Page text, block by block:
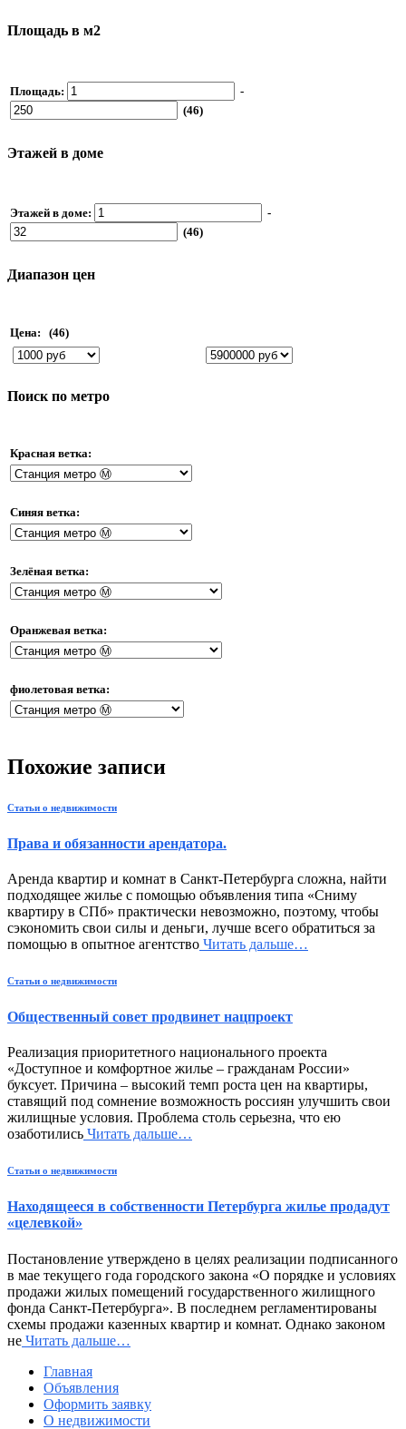
Площадь в м2
Площадь:
-
(46)
Этажей в доме
Этажей в доме:
-
(46)
Диапазон цен
Цена: (46)
Поиск по метро
Красная ветка:
Синяя ветка:
Зелёная ветка:
Оранжевая ветка:
фиолетовая ветка:
Похожие записи
Статьи о недвижимости
Права и обязанности арендатора.
Аренда квартир и комнат в Санкт-Петербурга сложна, найти
подходящее жилье с помощью объявления типа «Сниму
квартиру в СПб» практически невозможно, поэтому, чтобы
сэкономить свои силы и деньги, лучше всего обратиться за
помощью в опытное агентство Читать дальше…
Статьи о недвижимости
Общественный совет продвинет нацпроект
Реализация приоритетного национального проекта
«Доступное и комфортное жилье – гражданам России»
буксует. Причина – высокий темп роста цен на квартиры,
ставящий под сомнение возможность россиян улучшить свои
жилищные условия. Проблема столь серьезна, что ею
озаботились Читать дальше…
Статьи о недвижимости
Находящееся в собственности Петербурга жилье продадут
«целевкой»
Постановление утверждено в целях реализации подписанного
в мае текущего года городского закона «О порядке и условиях
продажи жилых помещений государственного жилищного
фонда Санкт-Петербурга». В последнем регламентированы
схемы продажи казенных квартир и комнат. Однако законом
не Читать дальше…
Главная
Объявления
Оформить заявку
О недвижимости